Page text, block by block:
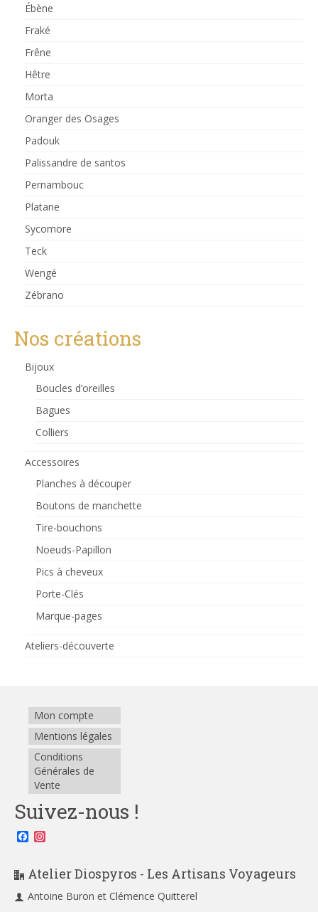
Ébène
Fraké
Frêne
Hêtre
Morta
Oranger des Osages
Padouk
Palissandre de santos
Pernambouc
Platane
Sycomore
Teck
Wengé
Zébrano
Nos créations
Bijoux
Boucles d’oreilles
Bagues
Colliers
Accessoires
Planches à découper
Boutons de manchette
Tire-bouchons
Noeuds-Papillon
Pics à cheveux
Porte-Clés
Marque-pages
Ateliers-découverte
Mon compte
Mentions légales
Conditions
Générales de
Vente
Suivez-nous !
Facebook
Atelier Diospyros - Les Artisans Voyageurs
Antoine Buron et Clémence Quitterel